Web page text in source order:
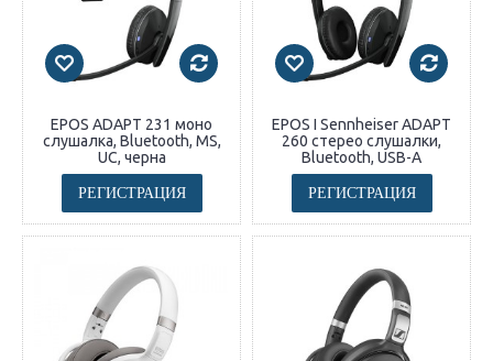
EPOS ADAPT 231 моно
слушалка, Bluetooth, MS,
UC, черна
РЕГИСТРАЦИЯ
EPOS I Sennheiser ADAPT
260 стерео слушалки,
Bluetooth, USB-A
РЕГИСТРАЦИЯ